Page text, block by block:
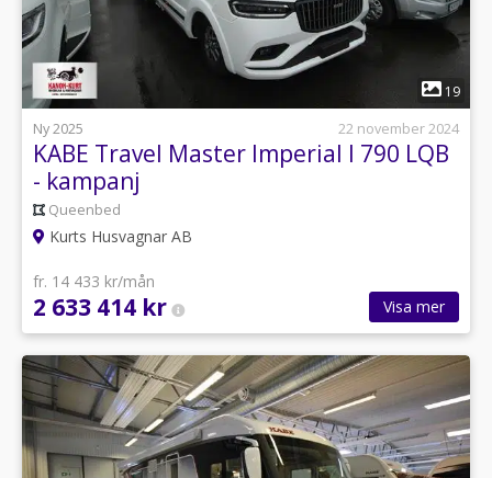
19
Ny 2025
22 november 2024
KABE Travel Master Imperial I 790 LQB
- kampanj
Queenbed
Kurts Husvagnar AB
fr. 14 433 kr/mån
2 633 414 kr Visa mer